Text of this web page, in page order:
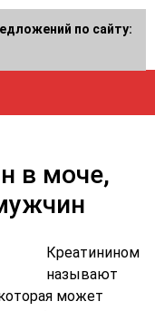
в моче,
Креатинином
называют
может
по сайту: